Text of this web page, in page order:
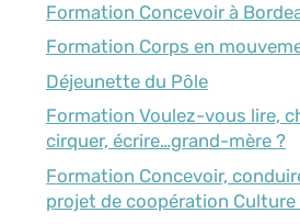
Formation Concevoir à
Formation Corps en
Déjeunette du Pôle
Formation Voulez-vous lire,
cirquer, écrire…grand-mère ?
Formation Concevoir,
projet de coopération Culture